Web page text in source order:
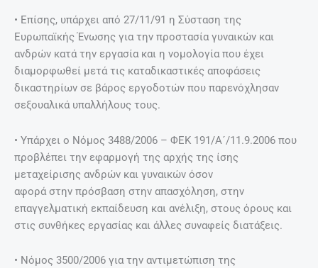
• Επίσης, υπάρχει από 27/11/91 η Σύσταση της
Ευρωπαϊκής Ένωσης για την προστασία γυναικών και
ανδρών κατά την εργασία και η νοµολογία που έχει
διαµορφωθεί µετά τις καταδικαστικές αποφάσεις
δικαστηρίων σε βάρος εργοδοτών που παρενόχλησαν
σεξουαλικά υπαλλήλους τους.
• Υπάρχει ο Νόµος 3488/2006 – ΦΕΚ 191/Α´/11.9.2006 που
προβλέπει την εφαρµογή της αρχής της ίσης
µεταχείρισης ανδρών και γυναικών όσον
αφορά στην πρόσβαση στην απασχόληση, στην
επαγγελµατική εκπαίδευση και ανέλιξη, στους όρους και
στις συνθήκες εργασίας και άλλες συναφείς διατάξεις.
• Νόµος 3500/2006 για την αντιµετώπιση της